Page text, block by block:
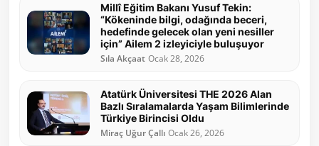
Millî Eğitim Bakanı Yusuf Tekin:
“Kökeninde bilgi, odağında beceri,
hedefinde gelecek olan yeni nesiller
için” Ailem 2 izleyiciyle buluşuyor
Sıla Akçaat Ocak 28, 2026
Atatürk Üniversitesi THE 2026 Alan
Bazlı Sıralamalarda Yaşam Bilimlerinde
Türkiye Birincisi Oldu
Miraç Uğur Çallı Ocak 26, 2026